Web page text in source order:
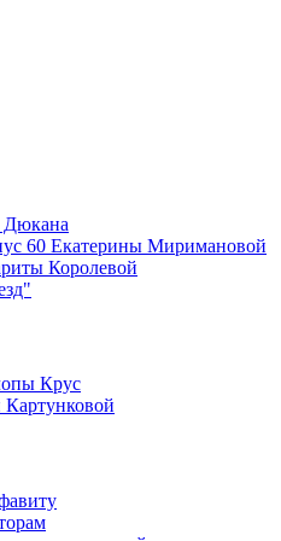
Дюкана
60 Екатерины Миримановой
Королевой
Крус